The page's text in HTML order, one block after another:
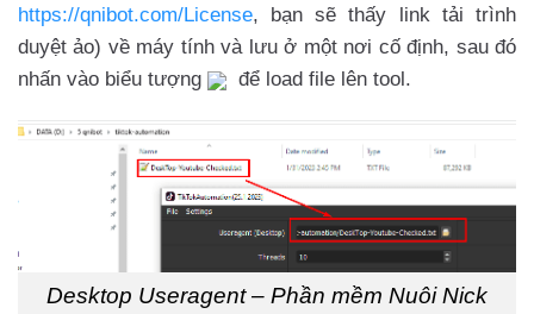
https://qnibot.com/License, bạn sẽ thấy link tải trình
duyệt ảo) về máy tính và lưu ở một nơi cố định, sau đó
nhấn vào biểu tượng
để load file lên tool.
Desktop Useragent – Phần mềm Nuôi Nick